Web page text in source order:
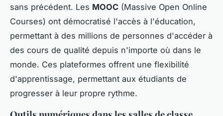
sans précédent. Les MOOC (Massive Open Online
Courses) ont démocratisé l'accès à l'éducation,
permettant à des millions de personnes d'accéder à
des cours de qualité depuis n'importe où dans le
monde. Ces plateformes offrent une flexibilité
d'apprentissage, permettant aux étudiants de
progresser à leur propre rythme.